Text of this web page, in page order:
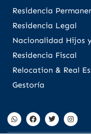
Residencia
Residencia Legal
Nacionalidad Hijos
Residencia Fiscal
Relocation & Real
Gestoría